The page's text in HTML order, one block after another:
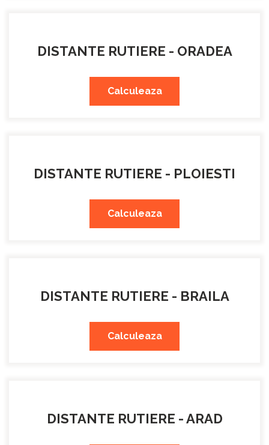
DISTANTE RUTIERE - ORADEA
Calculeaza
DISTANTE RUTIERE - PLOIESTI
Calculeaza
DISTANTE RUTIERE - BRAILA
Calculeaza
DISTANTE RUTIERE - ARAD